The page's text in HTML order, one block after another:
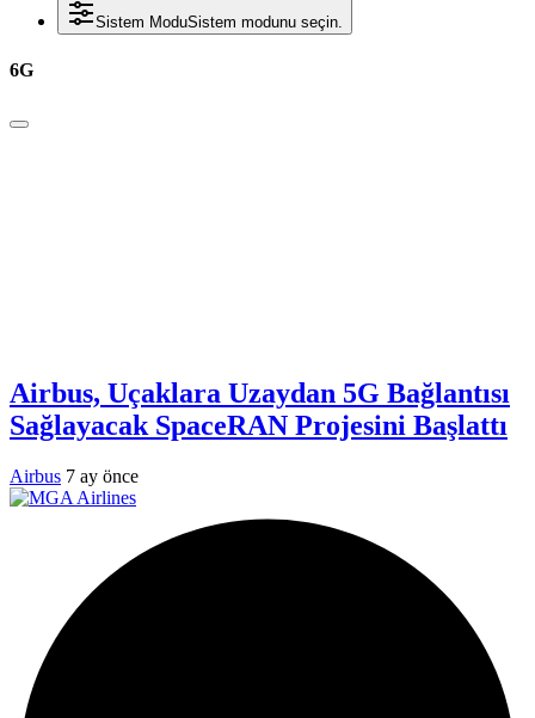
Sistem ModuSistem modunu seçin.
6G
Airbus, Uçaklara Uzaydan 5G Bağlantısı
Sağlayacak SpaceRAN Projesini Başlattı
Airbus 7 ay önce